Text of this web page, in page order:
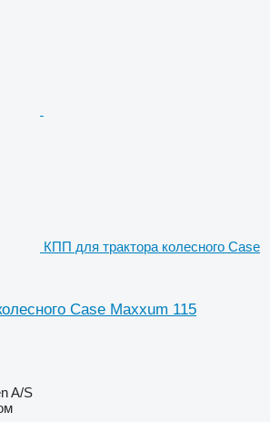
КПП для трактора колесного Case
Case Maxxum 115
A/S